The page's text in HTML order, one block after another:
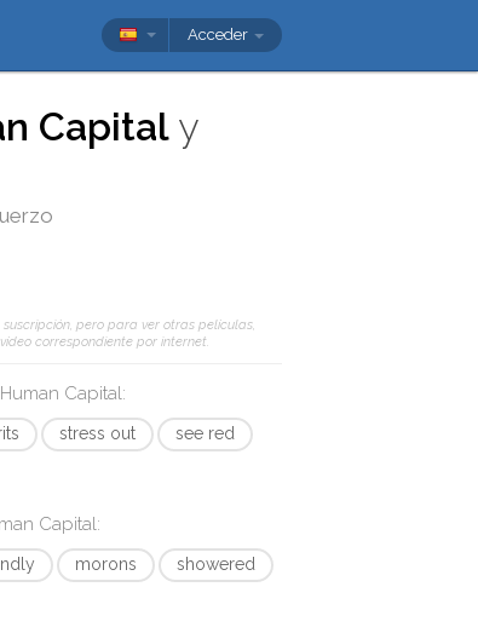
Acceder
Capital y
pero para ver otras películas,
correspondiente por internet.
Human Capital:
stress out
see red
Capital:
morons
showered